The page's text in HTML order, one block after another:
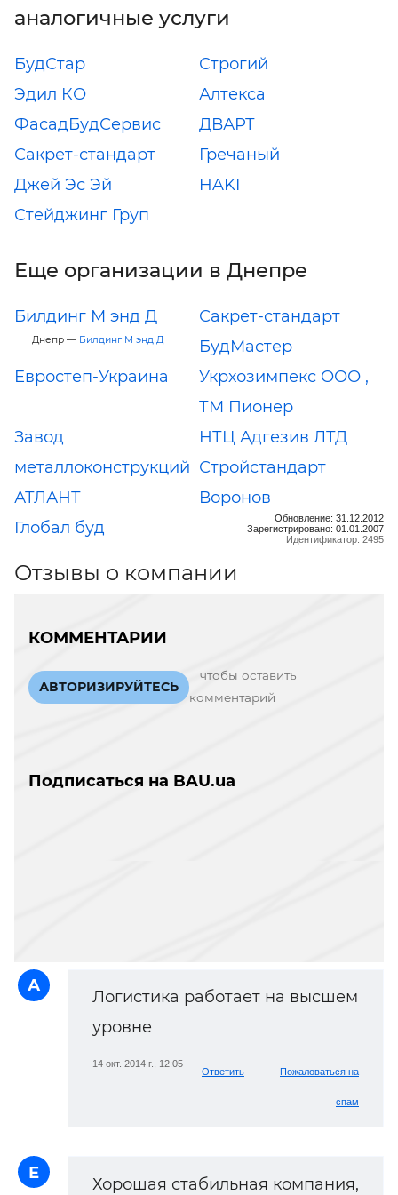
аналогичные услуги
БудСтар
Строгий
Эдил КО
Алтекса
ФасадБудСервис
ДВАРТ
Сакрет-стандарт
Гречаный
Джей Эс Эй
Стейджинг Груп
HAKI
Еще организации в Днепре
Билдинг М энд Д
Днепр — Билдинг М энд Д
Сакрет-стандарт
БудМастер
Евростеп-Украина
Укрхозимпекс ООО ,
ТМ Пионер
Завод
металлоконструкций
АТЛАНТ
НТЦ Адгезив ЛТД
Стройстандарт
Воронов
Глобал буд
Обновление: 31.12.2012
Зарегистрировано: 01.01.2007
Идентификатор: 2495
Отзывы о компании
КОММЕНТАРИИ
АВТОРИЗИРУЙТЕСЬ
чтобы оставить
комментарий
Подписаться на BAU.ua
А
Логистика работает на высшем
уровне
14 окт. 2014 г., 12:05
Ответить Пожаловаться на
спам
Е
Хорошая стабильная компания,